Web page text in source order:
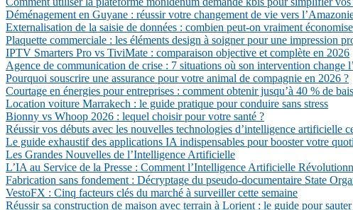
Déménagement en Guyane : réussir votre changement de vie vers
Externalisation de la saisie de données : combien peut-on vraiment
Plaquette commerciale : les éléments design à soigner pour une impression
IPTV Smarters Pro vs TiviMate : comparaison objective et complète en 2026
Agence de communication de crise : 7 situations où son intervention change
Pourquoi souscrire une assurance pour votre animal de compagnie en 2026 ?
Courtage en énergies pour entreprises : comment obtenir jusqu’à 40 % de
Location voiture Marrakech : le guide pratique pour conduire sans stress
Bionny vs Whoop 2026 : lequel choisir pour votre santé ?
Réussir vos débuts avec les nouvelles technologies d’intelligence artificielle
Le guide exhaustif des applications IA indispensables pour booster votre
Les Grandes Nouvelles de l’Intelligence Artificielle
L’IA au Service de la Presse : Comment l’Intelligence Artificielle
Fabrication sans fondement : Décryptage du pseudo-documentaire State
VestoFX : Cinq facteurs clés du marché à surveiller cette semaine
Réussir sa construction de maison avec terrain à Lorient : le guide pour